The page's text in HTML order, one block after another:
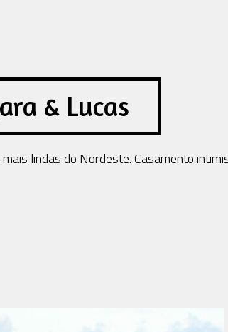
& Lucas
lindas do Nordeste. Casamento